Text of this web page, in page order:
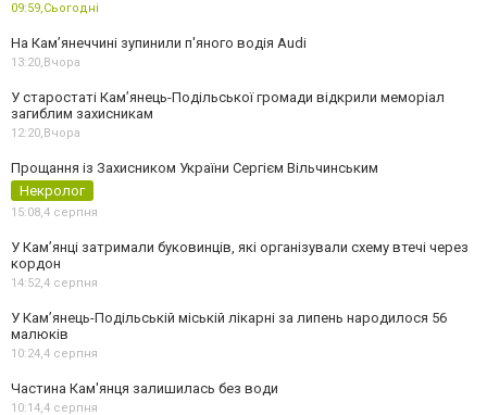
09:59,Сьогодні
На Камʼянеччині зупинили п'яного водія Audi
13:20, Вчора
У старостаті Кам’янець-Подільської громади відкрили меморіал
загиблим захисникам
12:20, Вчора
Прощання із Захисником України Сергієм Вільчинським
Некролог
15:08,4 серпня
У Кам’янці затримали буковинців, які організували схему втечі через
кордон
14:52,4 серпня
У Кам’янець-Подільській міській лікарні за липень народилося 56
малюків
10:24,4 серпня
Частина Кам'янця залишилась без води
10:14,4 серпня